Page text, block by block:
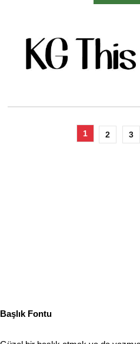
1 2 3
Başlık Fontu